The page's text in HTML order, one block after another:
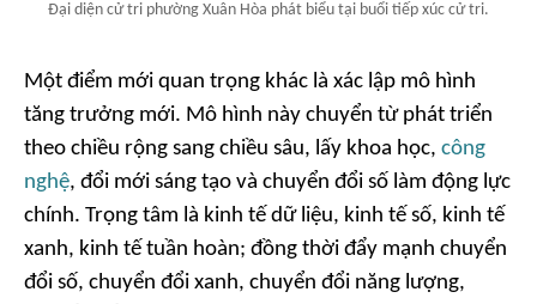
Đại diện cử tri phường Xuân Hòa phát biểu tại buổi tiếp xúc cử tri.
Một điểm mới quan trọng khác là xác lập mô hình
tăng trưởng mới. Mô hình này chuyển từ phát triển
theo chiều rộng sang chiều sâu, lấy khoa học, công
nghệ, đổi mới sáng tạo và chuyển đổi số làm động lực
chính. Trọng tâm là kinh tế dữ liệu, kinh tế số, kinh tế
xanh, kinh tế tuần hoàn; đồng thời đẩy mạnh chuyển
đổi số, chuyển đổi xanh, chuyển đổi năng lượng,